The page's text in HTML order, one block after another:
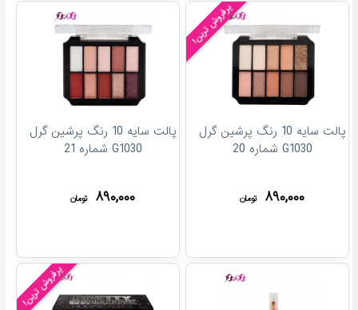
پرفروش ترین!
پالت سایه 10 رنگ پرشین گرل
G1030 شماره 20
۸۹۰,۰۰۰ تومان
پالت سایه 10 رنگ پرشین گرل
G1030 شماره 21
۸۹۰,۰۰۰ تومان
پرفروش ترین!